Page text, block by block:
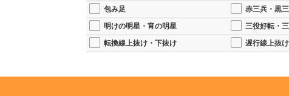
包み足
赤三兵・黒
明けの明星・宵の明星
三役好転・
転換線上抜け・下抜け
遅行線上抜